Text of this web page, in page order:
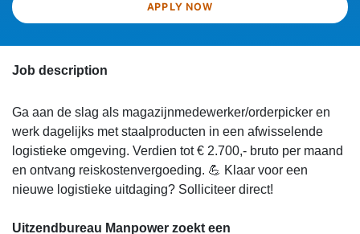
APPLY NOW
Job description
Ga aan de slag als magazijnmedewerker/orderpicker en
werk dagelijks met staalproducten in een afwisselende
logistieke omgeving. Verdien tot € 2.700,- bruto per maand
en ontvang reiskostenvergoeding. 💪 Klaar voor een
nieuwe logistieke uitdaging? Solliciteer direct!
Uitzendbureau Manpower zoekt een